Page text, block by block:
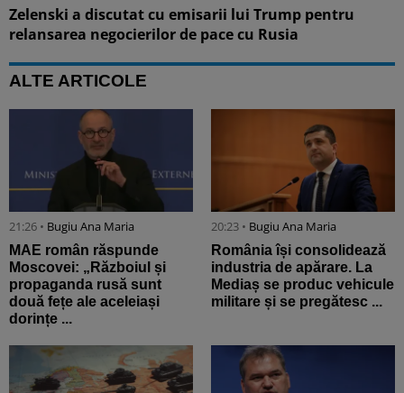
Zelenski a discutat cu emisarii lui Trump pentru
relansarea negocierilor de pace cu Rusia
ALTE ARTICOLE
21:26 • Bugiu ⁠Ana Maria
MAE român răspunde
Moscovei: „Războiul și
propaganda rusă sunt
două fețe ale aceleiași
dorințe ...
20:23 • Bugiu ⁠Ana Maria
România își consolidează
industria de apărare. La
Mediaș se produc vehicule
militare și se pregătesc ...